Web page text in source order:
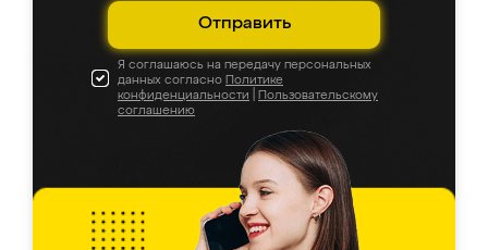
Отправить
Я соглашаюсь на передачу персональных
данных согласно Политике
конфиденциальности
Пользовательскому
соглашению